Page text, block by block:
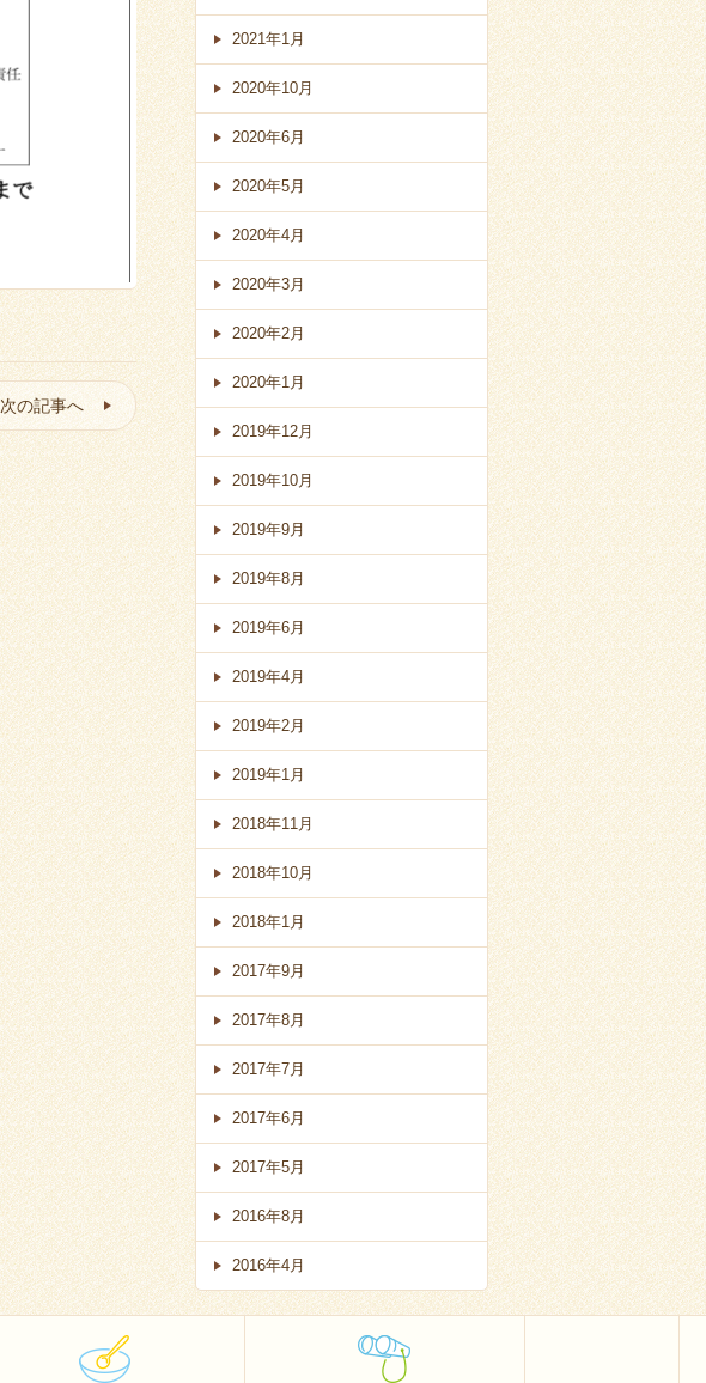
次の記事へ
2021年1月
2020年10月
2020年6月
2020年5月
2020年4月
2020年3月
2020年2月
2020年1月
2019年12月
2019年10月
2019年9月
2019年8月
2019年6月
2019年4月
2019年2月
2019年1月
2018年11月
2018年10月
2018年1月
2017年9月
2017年8月
2017年7月
2017年6月
2017年5月
2016年8月
2016年4月